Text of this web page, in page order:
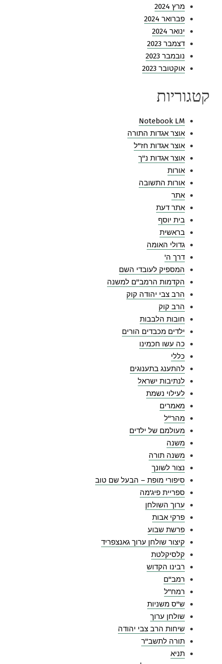
מרץ 2024
פברואר 2024
ינואר 2024
דצמבר 2023
נובמבר 2023
אוקטובר 2023
קטגוריות
Notebook LM
אוצר אגדות התורה
אוצר אגדות חז"ל
אוצר אגדות נ"ך
אורות
אורות התשובה
אתר
אתר דעת
בית יוסף
בראשית
גדולי האומה
דרך ה'
המספיק לעובדי השם
הקדמות הרמב"ם למשנה
הרב צבי יהודה קוק
הרב קוק
חובות הלבבות
ילדים מכבדים הורים
כה עשו חכמינו
כללי
להתענג בתענוגים
לנתיבות ישראל
לעילוי נשמת
מאמרים
מהר"ל
מעולמם של ילדים
משנה
משנה תורה
נצור לשונך
סיפורי מופת – הבעל שם טוב
ספריית פיג'מה
ערוך השולחן
פרקי אבות
פרשת שבוע
קיצור שולחן ערוך גאנצפריד
קלסיקלטת
רבינו הקדוש
רמב"ם
רמח"ל
ש"ס משניות
שולחן ערוך
שיחות הרב צבי יהודה
תורה לתשב"ר
תניא